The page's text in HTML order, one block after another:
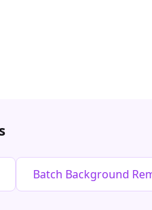
Batch Background